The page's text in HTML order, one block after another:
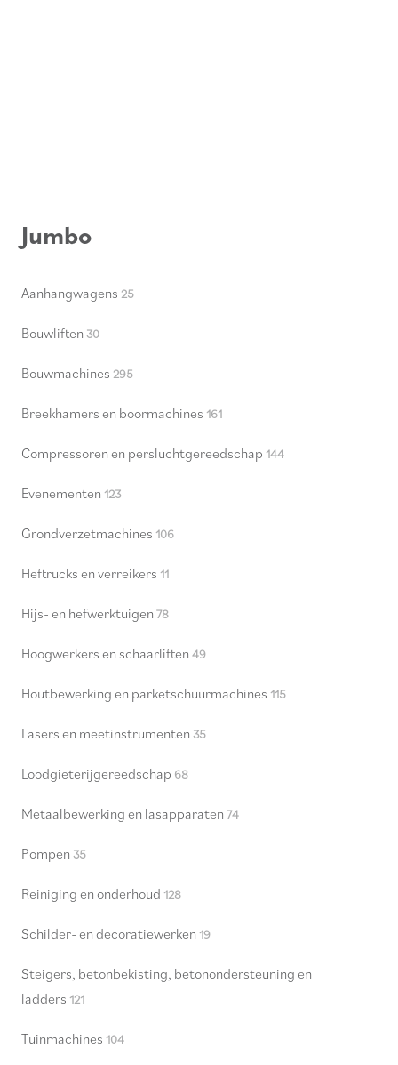
Jumbo
Aanhangwagens 25
Bouwliften 30
Bouwmachines 295
Breekhamers en boormachines 161
Compressoren en persluchtgereedschap 144
Evenementen 123
Grondverzetmachines 106
Heftrucks en verreikers 11
Hijs- en hefwerktuigen 78
Hoogwerkers en schaarliften 49
Houtbewerking en parketschuurmachines 115
Lasers en meetinstrumenten 35
Loodgieterijgereedschap 68
Metaalbewerking en lasapparaten 74
Pompen 35
Reiniging en onderhoud 128
Schilder- en decoratiewerken 19
Steigers, betonbekisting, betonondersteuning en
ladders 121
Tuinmachines 104